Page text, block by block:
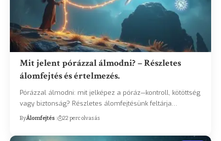
Mit jelent pórázzal álmodni? – Részletes
álomfejtés és értelmezés.
Pórázzal álmodni: mit jelképez a póráz—kontroll, kötöttség
vagy biztonság? Részletes álomfejtésünk feltárja…
ByÁlomfejtés 22 perc olvasás